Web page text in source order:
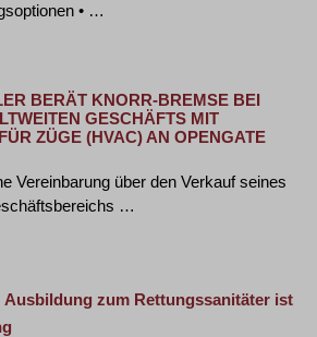
• …
BERÄT KNORR-BREMSE BEI
GESCHÄFTS MIT
ZÜGE (HVAC) AN OPENGATE
Vereinbarung über den Verkauf seines
…
Ausbildung zum Rettungssanitäter ist